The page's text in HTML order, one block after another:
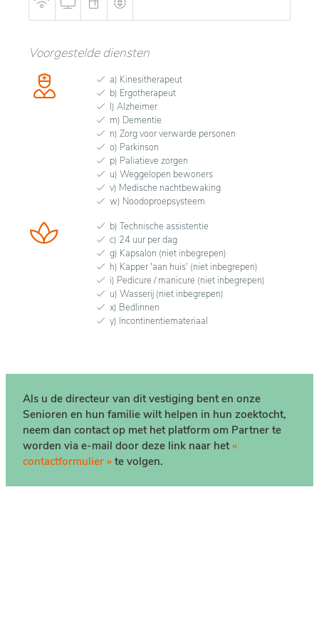
Voorgestelde diensten
a) Kinesitherapeut
b) Ergotherapeut
l) Alzheimer
m) Dementie
n) Zorg voor verwarde personen
o) Parkinson
p) Paliatieve zorgen
u) Weggelopen bewoners
v) Medische nachtbewaking
w) Noodoproepsysteem
b) Technische assistentie
c) 24 uur per dag
g) Kapsalon (niet inbegrepen)
h) Kapper 'aan huis' (niet inbegrepen)
i) Pedicure / manicure (niet inbegrepen)
u) Wasserij (niet inbegrepen)
x) Bedlinnen
y) Incontinentiemateriaal
Als u de directeur van dit vestiging bent en onze
Senioren en hun familie wilt helpen in hun zoektocht,
neem dan contact op met het platform om Partner te
worden via e-mail door deze link naar het «
contactformulier » te volgen.